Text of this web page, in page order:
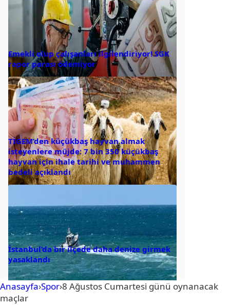
Emekli olup çalışanları ilgilendiriyor! SGK
rapor parası ödemiyor
TİGEM’den küçükbaş hayvan almak
isteyenlere müjde: 7 bin 350 küçükbaş
hayvan için ihale tarihi ve muhammen
bedeli açıklandı
İstanbul’da bir ilçede daha denize girmek
yasaklandı
Anasayfa›Spor›8 Ağustos Cumartesi günü oynanacak
maçlar